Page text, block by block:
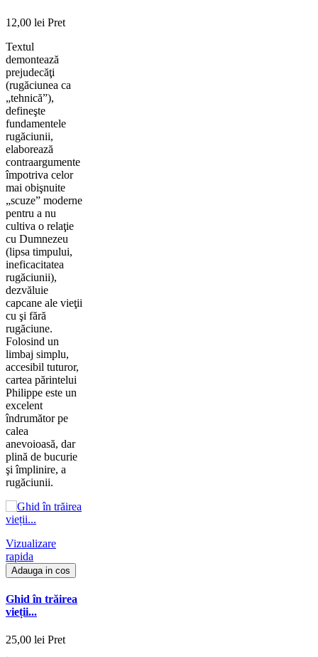
12,00 lei Pret
Textul
demontează
prejudecăţi
(rugăciunea ca
„tehnică”),
defineşte
fundamentele
rugăciunii,
elaborează
contraargumente
împotriva celor
mai obişnuite
„scuze” moderne
pentru a nu
cultiva o relaţie
cu Dumnezeu
(lipsa timpului,
ineficacitatea
rugăciunii),
dezvăluie
capcane ale vieţii
cu şi fără
rugăciune.
Folosind un
limbaj simplu,
accesibil tuturor,
cartea părintelui
Philippe este un
excelent
îndrumător pe
calea
anevoioasă, dar
plină de bucurie
şi împlinire, a
rugăciunii.
Vizualizare
rapida
Adauga in cos
Ghid în trăirea
vieții...
25,00 lei Pret